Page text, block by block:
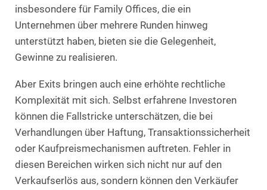
insbesondere für Family Offices, die ein
Unternehmen über mehrere Runden hinweg
unterstützt haben, bieten sie die Gelegenheit,
Gewinne zu realisieren.
Aber Exits bringen auch eine erhöhte rechtliche
Komplexität mit sich. Selbst erfahrene Investoren
können die Fallstricke unterschätzen, die bei
Verhandlungen über Haftung, Transaktionssicherheit
oder Kaufpreismechanismen auftreten. Fehler in
diesen Bereichen wirken sich nicht nur auf den
Verkaufserlös aus, sondern können den Verkäufer